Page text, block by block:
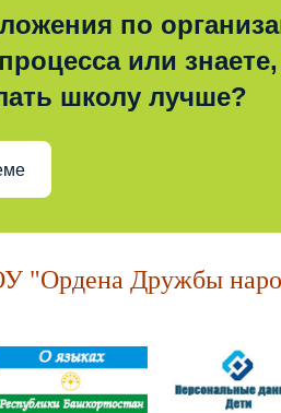
по
или знаете,
школу лучше?
"Ордена Дружбы